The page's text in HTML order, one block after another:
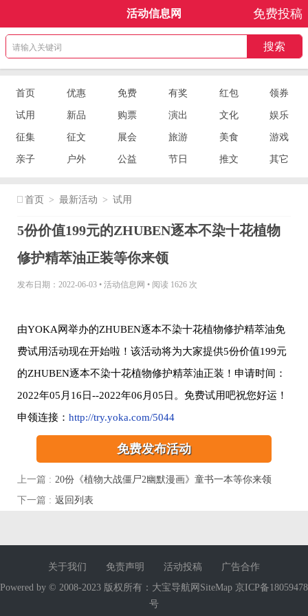
活动信息网 免费投稿
首页 优惠 免费 有奖 红包 领券
试用 新品 购票 演出 文化 娱乐
征集 征文 展会 旅游 美食 游戏
亲子 户外 公益 节日 推文 其它
首页 > 最新活动 > 试用
5份价值199元的ZHUBEN逐本不染十花植物
修护精萃油正装等你来领
发布日期：2022-06-03 • 活动信息网 • 阅读 1626 次
由YOKA网举办的ZHUBEN逐本不染十花植物修护精萃油免
费试用活动现在开始啦！该活动将为大家提供5份价值199元
的ZHUBEN逐本不染十花植物修护精萃油正装！申请时间：
2022年05月16日--2022年06月05日。免费试用吧祝您好运！
申领连接： http://try.yoka.com/5044
免费发布活动
上一篇 : 20份《植物大战僵尸2幽默漫画》童书一本等你来领
下一篇 : 返回列表
关于我们 免责声明 活动投稿
广告合作
Powered by © 2008-2023 版权所有：大宝导航网SiteMap 京ICP备18059478
号